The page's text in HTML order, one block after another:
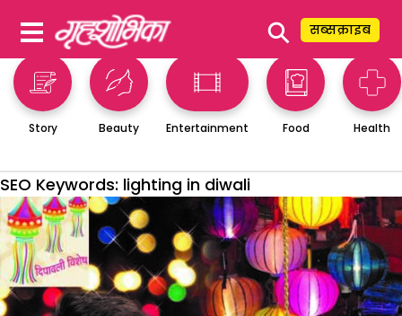
⚲ सब्सक्राइब
Story Beauty Entertainment Food Health
SEO Keywords: lighting in diwali